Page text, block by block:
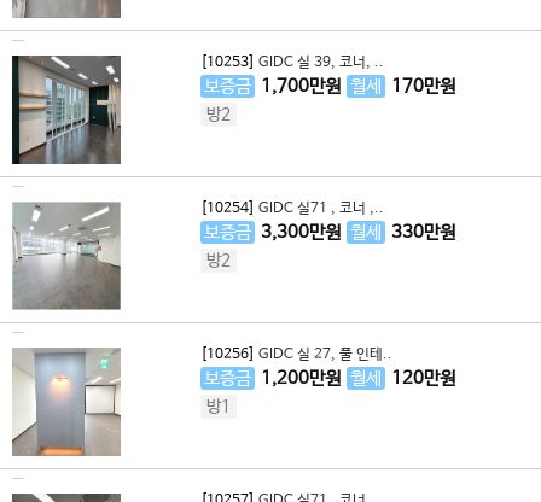
[10253] GIDC 실 39, 코너, ..
보증금 1,700만원 월세 170만원
방2
[10254] GIDC 실71 , 코너 ,..
보증금 3,300만원 월세 330만원
방2
[10256] GIDC 실 27, 풀 인테..
보증금 1,200만원 월세 120만원
방1